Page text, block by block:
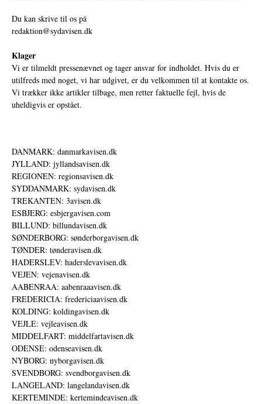
Du kan skrive til os på
redaktion@sydavisen.dk
Klager
Vi er tilmeldt pressenævnet og tager ansvar for indholdet. Hvis du er
utilfreds med noget, vi har udgivet, er du velkommen til at kontakte os.
Vi trækker ikke artikler tilbage, men retter faktuelle fejl, hvis de
uheldigvis er opstået.
DANMARK: danmarkavisen.dk
JYLLAND: jyllandsavisen.dk
REGIONEN: regionsavisen.dk
SYDDANMARK: sydavisen.dk
TREKANTEN: 3avisen.dk
ESBJERG: esbjergavisen.com
BILLUND: billundavisen.dk
SØNDERBORG: sønderborgavisen.dk
TØNDER: tønderavisen.dk
HADERSLEV: haderslevavisen.dk
VEJEN: vejenavisen.dk
AABENRAA: aabenraaavisen.dk
FREDERICIA: fredericiaavisen.dk
KOLDING: koldingavisen.dk
VEJLE: vejleavisen.dk
MIDDELFART: middelfartavisen.dk
ODENSE: odenseavisen.dk
NYBORG: nyborgavisen.dk
SVENDBORG: svendborgavisen.dk
LANGELAND: langelandavisen.dk
KERTEMINDE: kertemindeavisen.dk